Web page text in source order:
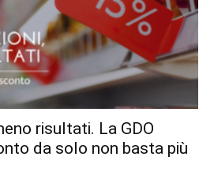
risultati. La GDO
da solo non basta più